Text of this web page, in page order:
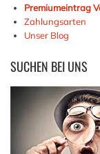
Premiumeintrag
Zahlungsarten
Unser Blog
SUCHEN BEI UNS